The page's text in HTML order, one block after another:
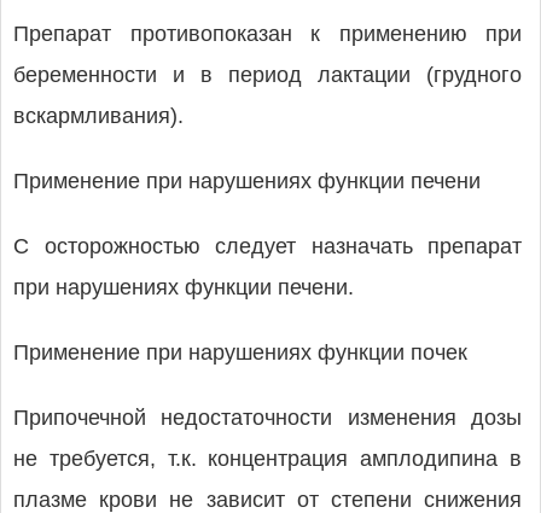
Препарат противопоказан к применению при
беременности и в период лактации (грудного
вскармливания).
Применение при нарушениях функции печени
С осторожностью следует назначать препарат
при нарушениях функции печени.
Применение при нарушениях функции почек
Припочечной недостаточности изменения дозы
не требуется, т.к. концентрация амплодипина в
плазме крови не зависит от степени снижения